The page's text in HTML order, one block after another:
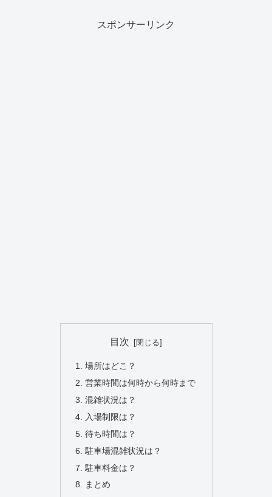
スポンサーリンク
目次
場所はどこ？
営業時間は何時から何時まで
混雑状況は？
入場制限は？
待ち時間は？
駐車場混雑状況は？
駐車料金は？
まとめ